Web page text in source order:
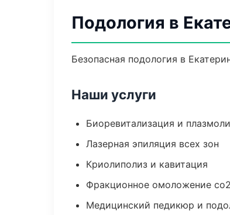
Подология в
Безопасная подология в
Наши услуги
Биоревитализация и
Лазерная эпиляция всех зон
Криолиполиз и кавитация
Фракционное омоложение co2
Медицинский педикюр и